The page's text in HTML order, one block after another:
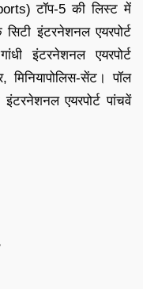
टॉप-5 की लिस्ट में
इंटरनेशनल एयरपोर्ट
इंटरनेशनल एयरपोर्ट
सेंट। पॉल
एयरपोर्ट पांचवें